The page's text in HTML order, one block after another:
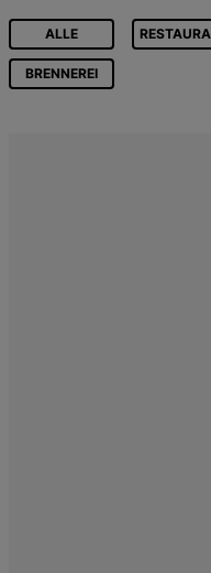
ALLE
BRENNEREI